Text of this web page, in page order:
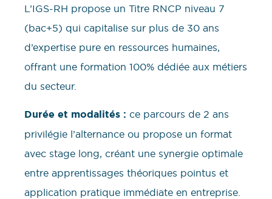
L’IGS-RH propose un Titre RNCP niveau 7
(bac+5) qui capitalise sur plus de 30 ans
d’expertise pure en ressources humaines,
offrant une formation 100% dédiée aux métiers
du secteur.
Durée et modalités : ce parcours de 2 ans
privilégie l’alternance ou propose un format
avec stage long, créant une synergie optimale
entre apprentissages théoriques pointus et
application pratique immédiate en entreprise.